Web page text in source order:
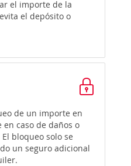
el importe de la
el depósito o
de un importe en
caso de daños o
bloqueo solo se
un seguro adicional